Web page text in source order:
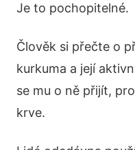
Je to pochopitelné.
Člověk si přečte o
kurkuma a její
se mu o ně přijít,
krve.